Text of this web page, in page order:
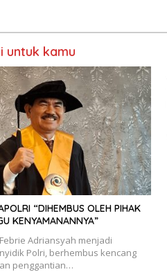
untuk kamu
“DIHEMBUS OLEH PIHAK
KENYAMANANNYA”
Adriansyah menjadi
Polri, berhembus kencang
penggantian…